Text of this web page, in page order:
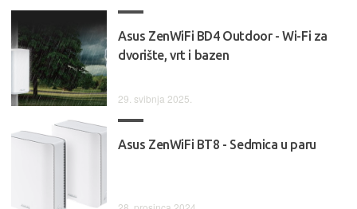
Asus ZenWiFi BD4 Outdoor - Wi-Fi za
dvorište, vrt i bazen
29. svibnja 2025.
Asus ZenWiFi BT8 - Sedmica u paru